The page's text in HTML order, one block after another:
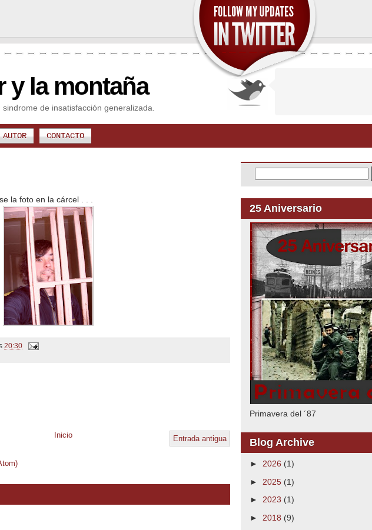
y la montaña
de insatisfacción generalizada.
CONTACTO
la foto en la cárcel . . .
20:30
Entrada antigua
Inicio
25 Aniversario
Primavera del ´87
Blog Archive
► 2026 (1)
► 2025 (1)
► 2023 (1)
► 2018 (9)